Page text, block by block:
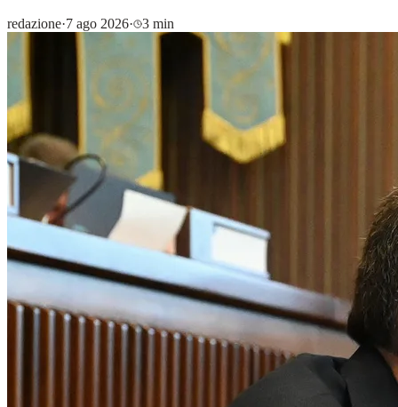
redazione·7 ago 2026· 3 min